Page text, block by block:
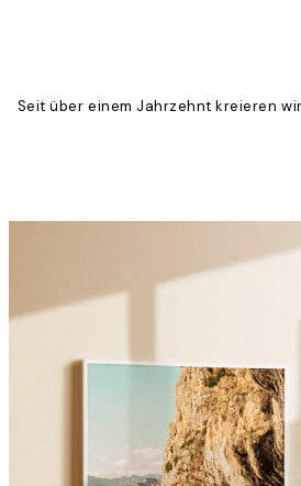
Seit über einem Jahrzehnt kreieren